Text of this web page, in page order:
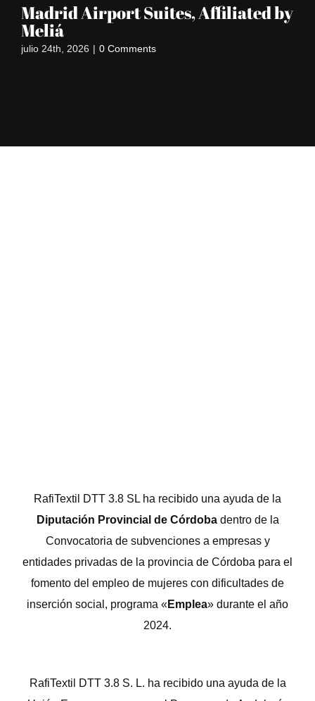
Madrid Airport Suites, Affiliated by
Meliá
julio 24th, 2026 | 0 Comments
RafiTextil DTT 3.8 SL ha recibido una ayuda de la
Diputación Provincial de Córdobadentro de la
Convocatoria de subvenciones a empresas y
entidades privadas de la provincia de Córdoba para el
fomento del empleo de mujeres con dificultades de
inserción social, programa «Emplea» durante el año
2024.
RafiTextil DTT 3.8 S. L. ha recibido una ayuda de la